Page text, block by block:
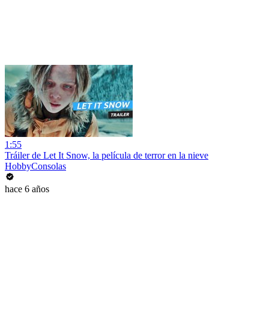
1:55
Tráiler de Let It Snow, la película de terror en la nieve
HobbyConsolas
hace 6 años